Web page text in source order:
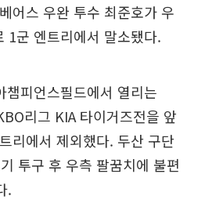
어스 우완 투수 최준호가 우
1군 엔트리에서 말소됐다.
피언스필드에서 열리는
리그 KIA 타이거즈전을 앞
리에서 제외했다. 두산 구단
투구 후 우측 팔꿈치에 불편
.